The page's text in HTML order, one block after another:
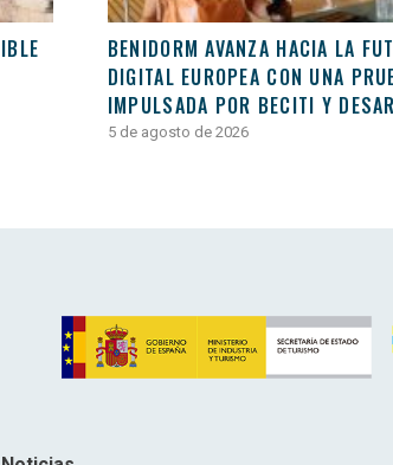
BENIDORM AVANZA HACIA LA
DIGITAL EUROPEA CON UNA
IMPULSADA POR BECITI Y
5 de agosto de 2026